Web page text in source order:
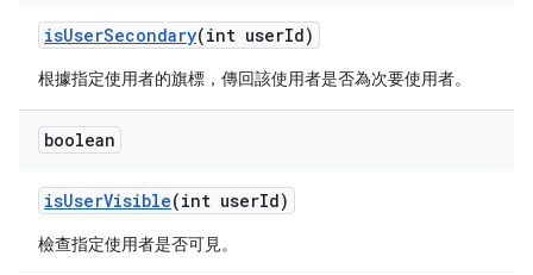
isUserSecondary(int userId)
根據指定使用者的旗標，傳回該使用者是否為次要使用者。
boolean
isUserVisible(int userId)
檢查指定使用者是否可見。